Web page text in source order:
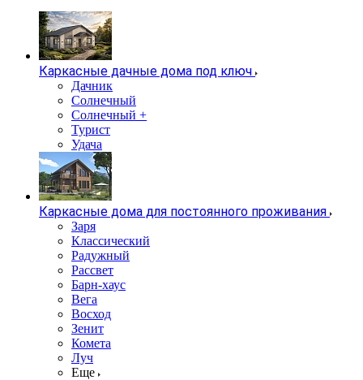
Каркасные дачные дома под ключ
Дачник
Солнечный
Солнечный +
Турист
Удача
Каркасные дома для постоянного проживания
Заря
Классический
Радужный
Рассвет
Барн-хаус
Вега
Восход
Зенит
Комета
Луч
Еще